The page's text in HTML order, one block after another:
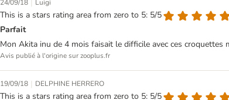
24/09/18 | Luigi
This is a stars rating area from zero to 5: 5/5
Parfait
Mon Akita inu de 4 mois faisait le difficile avec ces croquettes
Avis publié à l'origine sur zooplus.fr
19/09/18 | DELPHINE HERRERO
This is a stars rating area from zero to 5: 5/5